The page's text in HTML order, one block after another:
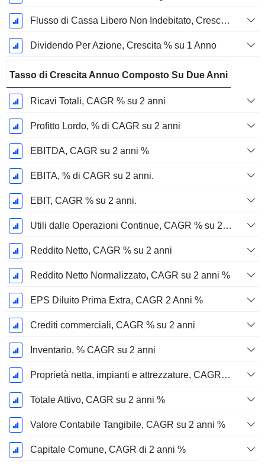
Flusso di Cassa Libero Non Indebitato, Crescita su 1 Anno %
Dividendo Per Azione, Crescita % su 1 Anno
Tasso di Crescita Annuo Composto Su Due Anni
Ricavi Totali, CAGR % su 2 anni
Profitto Lordo, % di CAGR su 2 anni
EBITDA, CAGR su 2 anni %
EBITA, % di CAGR su 2 anni.
EBIT, CAGR % su 2 anni.
Utili dalle Operazioni Continue, CAGR % su 2 anni
Reddito Netto, CAGR % su 2 anni
Reddito Netto Normalizzato, CAGR su 2 anni %
EPS Diluito Prima Extra, CAGR 2 Anni %
Crediti commerciali, CAGR % su 2 anni
Inventario, % CAGR su 2 anni
Proprietà netta, impianti e attrezzature, CAGR su 2 anni %
Totale Attivo, CAGR su 2 anni %
Valore Contabile Tangibile, CAGR su 2 anni %
Capitale Comune, CAGR di 2 anni %